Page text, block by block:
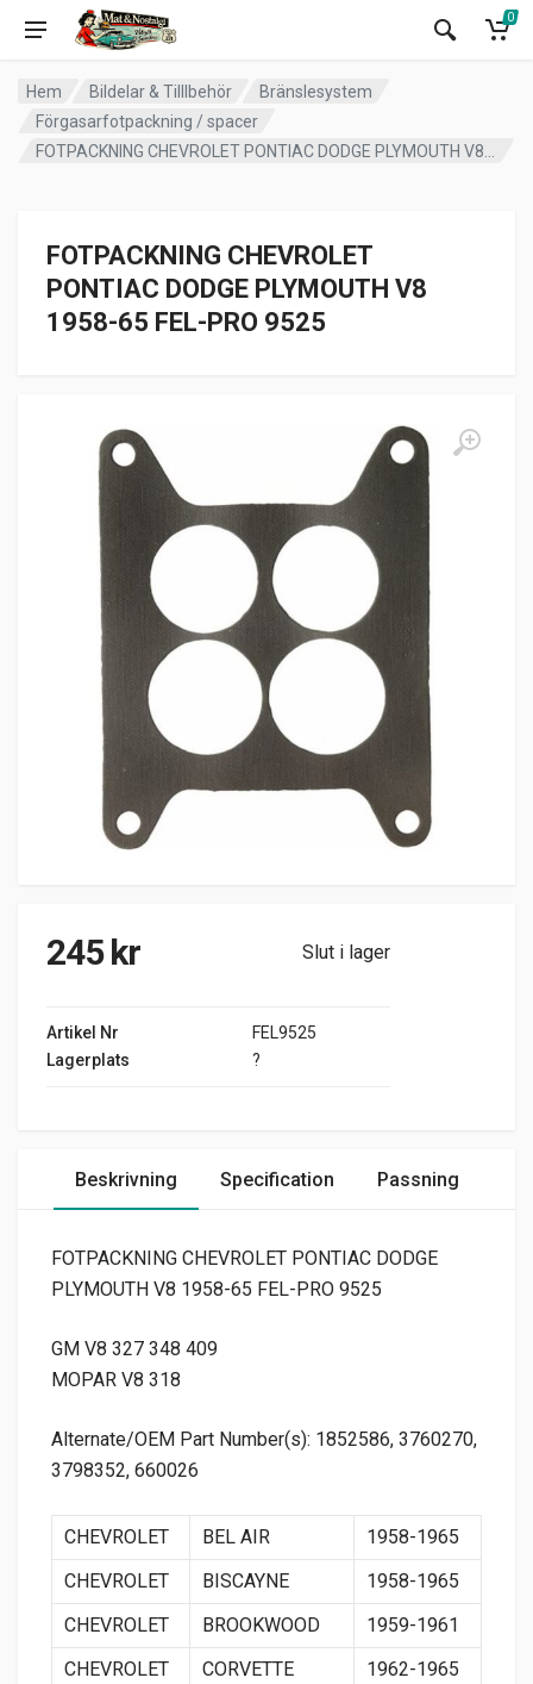
0
Hem Bildelar & Tilllbehör
Bränslesystem
Förgasarfotpackning / spacer
FOTPACKNING CHEVROLET
PONTIAC DODGE PLYMOUTH V8
1958-65 FEL-PRO 9525
245kr Slut i lager
Artikel Nr
FEL9525
Lagerplats
?
Beskrivning Specification Passning
FOTPACKNING CHEVROLET PONTIAC DODGE
PLYMOUTH V8 1958-65 FEL-PRO 9525
GM V8 327 348 409
MOPAR V8 318
Alternate/OEM Part Number(s): 1852586, 3760270,
3798352, 660026
CHEVROLET BEL AIR
1958-1965
CHEVROLET
BISCAYNE
1958-1965
CHEVROLET
BROOKWOOD
1959-1961
CHEVROLET
CORVETTE
1962-1965